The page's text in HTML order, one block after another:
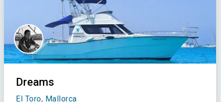
Dreams
El Toro, Mallorca